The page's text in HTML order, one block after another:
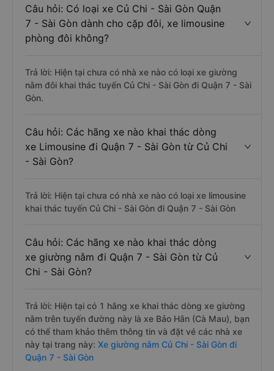
Câu hỏi: Có loại xe Củ Chi - Sài Gòn Quận
7 - Sài Gòn dành cho cặp đôi, xe limousine
phòng đôi không?
Trả lời: Hiện tại chưa có nhà xe nào có loại xe giường
nằm đôi khai thác tuyến Củ Chi - Sài Gòn đi Quận 7 - Sài
Gòn.
Câu hỏi: Các hãng xe nào khai thác dòng
xe Limousine đi Quận 7 - Sài Gòn từ Củ Chi
- Sài Gòn?
Trả lời: Hiện tại chưa có nhà xe nào có loại xe limousine
khai thác tuyến Củ Chi - Sài Gòn đi Quận 7 - Sài Gòn
Câu hỏi: Các hãng xe nào khai thác dòng
xe giường nằm đi Quận 7 - Sài Gòn từ Củ
Chi - Sài Gòn?
Trả lời: Hiện tại có 1 hãng xe khai thác dòng xe giường
nằm trên tuyến đường này là xe Bảo Hân (Cà Mau), bạn
có thể tham khảo thêm thông tin và đặt vé các nhà xe
này tại trang này: Xe giường nằm Củ Chi - Sài Gòn đi
Quận 7 - Sài Gòn